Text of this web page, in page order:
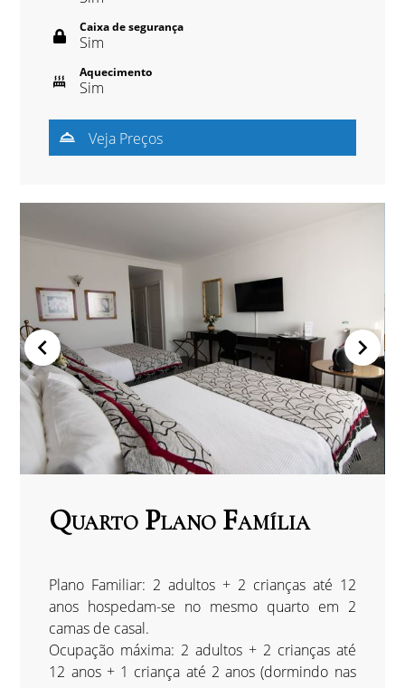
Caixa de segurança
Sim
Aquecimento
Sim
Veja Preços
Quarto Plano Família
Plano Familiar: 2 adultos + 2 crianças até 12
anos hospedam-se no mesmo quarto em 2
camas de casal.
Ocupação máxima: 2 adultos + 2 crianças até
12 anos + 1 criança até 2 anos (dormindo nas